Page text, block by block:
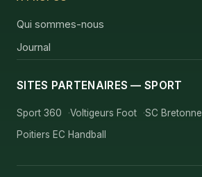
Qui sommes-nous
Journal
SITES PARTENAIRES — SPORT
Sport 360 Voltigeurs Foot
SC Bretonne
Poitiers EC Handball